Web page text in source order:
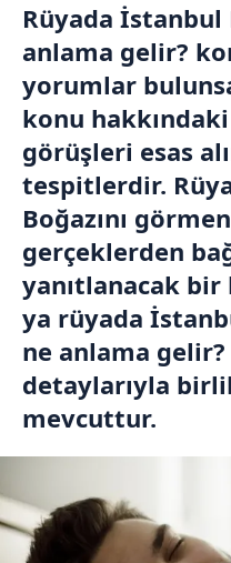
Rüyada İstanbul
anlama gelir?
yorumlar
konu
görüşleri esas
tespitlerdir.
Boğazını
gerçeklerden
yanıtlanacak
ya rüyada
ne anlama gelir?
detaylarıyla
mevcuttur.